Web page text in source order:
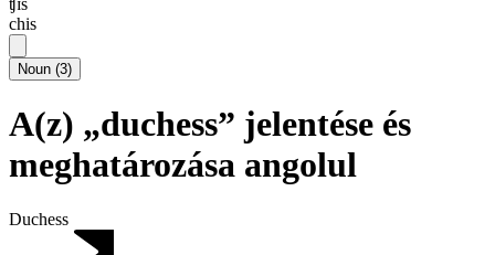
chis
Noun (3)
A(z) „duchess” jelentése és
meghatározása angolul
Duchess